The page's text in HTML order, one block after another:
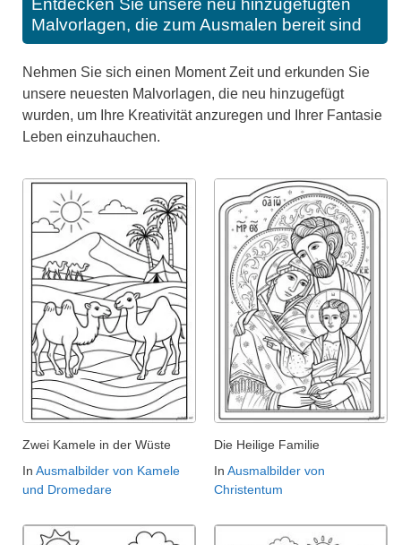
Malvorlagen, die zum Ausmalen bereit sind
Nehmen Sie sich einen Moment Zeit und erkunden Sie
unsere neuesten Malvorlagen, die neu hinzugefügt
wurden, um Ihre Kreativität anzuregen und Ihrer Fantasie
Leben einzuhauchen.
Zwei Kamele in der Wüste
In Ausmalbilder von Kamele
und Dromedare
Die Heilige Familie
In Ausmalbilder von
Christentum